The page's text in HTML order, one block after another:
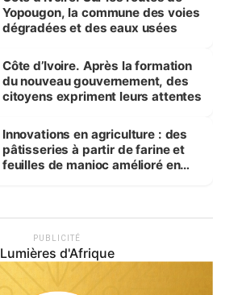
Yopougon, la commune des voies
dégradées et des eaux usées
Côte d’Ivoire. Après la formation
du nouveau gouvernement, des
citoyens expriment leurs attentes
Innovations en agriculture : des
pâtisseries à partir de farine et
feuilles de manioc amélioré en
PUBLICITÉ
Lumières d'Afrique